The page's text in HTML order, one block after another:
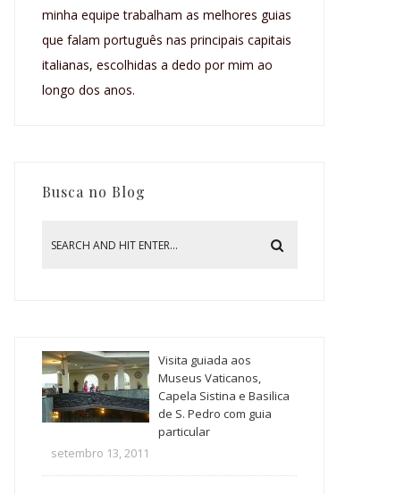
minha equipe trabalham as melhores guias
que falam português nas principais capitais
italianas, escolhidas a dedo por mim ao
longo dos anos.
Busca no Blog
Visita guiada aos
Museus Vaticanos,
Capela Sistina e Basilica
de S. Pedro com guia
particular
setembro 13, 2011